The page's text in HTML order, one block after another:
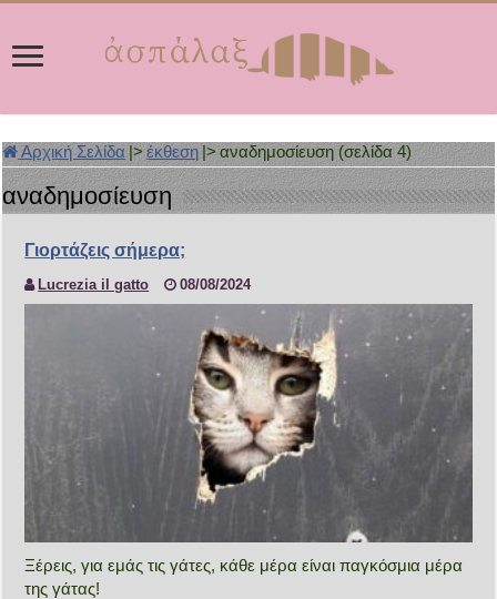
Αρχική Σελίδα |> έκθεση |> αναδημοσίευση (σελίδα 4)
αναδημοσίευση
Γιορτάζεις σήμερα;
Lucrezia il gatto 08/08/2024
Ξέρεις, για εμάς τις γάτες, κάθε μέρα είναι παγκόσμια μέρα
της γάτας!